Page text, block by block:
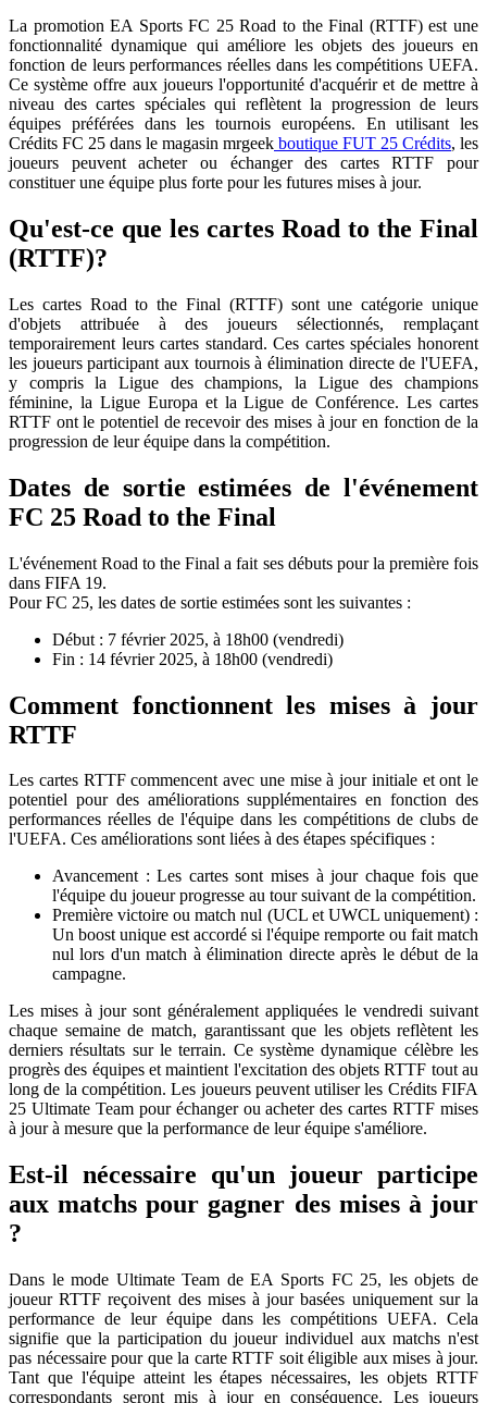
La promotion EA Sports FC 25 Road to the Final (RTTF) est une
fonctionnalité dynamique qui améliore les objets des joueurs en
fonction de leurs performances réelles dans les compétitions UEFA.
Ce système offre aux joueurs l'opportunité d'acquérir et de mettre à
niveau des cartes spéciales qui reflètent la progression de leurs
équipes préférées dans les tournois européens. En utilisant les
Crédits FC 25 dans le magasin mrgeek boutique FUT 25 Crédits, les
joueurs peuvent acheter ou échanger des cartes RTTF pour
constituer une équipe plus forte pour les futures mises à jour.
Qu'est-ce que les cartes Road to the Final
(RTTF)?
Les cartes Road to the Final (RTTF) sont une catégorie unique
d'objets attribuée à des joueurs sélectionnés, remplaçant
temporairement leurs cartes standard. Ces cartes spéciales honorent
les joueurs participant aux tournois à élimination directe de l'UEFA,
y compris la Ligue des champions, la Ligue des champions
féminine, la Ligue Europa et la Ligue de Conférence. Les cartes
RTTF ont le potentiel de recevoir des mises à jour en fonction de la
progression de leur équipe dans la compétition.
Dates de sortie estimées de l'événement
FC 25 Road to the Final
L'événement Road to the Final a fait ses débuts pour la première fois
dans FIFA 19.
Pour FC 25, les dates de sortie estimées sont les suivantes :
Début : 7 février 2025, à 18h00 (vendredi)
Fin : 14 février 2025, à 18h00 (vendredi)
Comment fonctionnent les mises à jour
RTTF
Les cartes RTTF commencent avec une mise à jour initiale et ont le
potentiel pour des améliorations supplémentaires en fonction des
performances réelles de l'équipe dans les compétitions de clubs de
l'UEFA. Ces améliorations sont liées à des étapes spécifiques :
Avancement : Les cartes sont mises à jour chaque fois que
l'équipe du joueur progresse au tour suivant de la compétition.
Première victoire ou match nul (UCL et UWCL uniquement) :
Un boost unique est accordé si l'équipe remporte ou fait match
nul lors d'un match à élimination directe après le début de la
campagne.
Les mises à jour sont généralement appliquées le vendredi suivant
chaque semaine de match, garantissant que les objets reflètent les
derniers résultats sur le terrain. Ce système dynamique célèbre les
progrès des équipes et maintient l'excitation des objets RTTF tout au
long de la compétition. Les joueurs peuvent utiliser les Crédits FIFA
25 Ultimate Team pour échanger ou acheter des cartes RTTF mises
à jour à mesure que la performance de leur équipe s'améliore.
Est-il nécessaire qu'un joueur participe
aux matchs pour gagner des mises à jour
?
Dans le mode Ultimate Team de EA Sports FC 25, les objets de
joueur RTTF reçoivent des mises à jour basées uniquement sur la
performance de leur équipe dans les compétitions UEFA. Cela
signifie que la participation du joueur individuel aux matchs n'est
pas nécessaire pour que la carte RTTF soit éligible aux mises à jour.
Tant que l'équipe atteint les étapes nécessaires, les objets RTTF
correspondants seront mis à jour en conséquence. Les joueurs